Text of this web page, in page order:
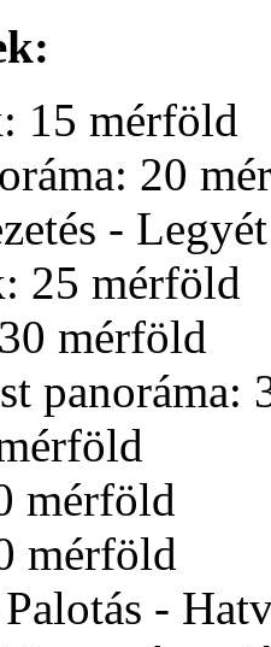
15 mérföld
20
-
25 mérföld
mérföld
panoráma:
mérföld
mérföld
-